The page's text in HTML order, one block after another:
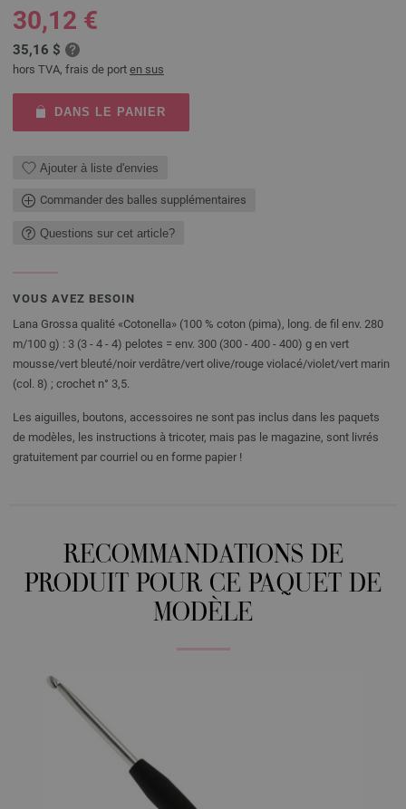
30,12 €
35,16 $
hors TVA, frais de port en sus
DANS LE PANIER
Ajouter à liste d'envies
Commander des balles supplémentaires
Questions sur cet article?
VOUS AVEZ BESOIN
Lana Grossa qualité «Cotonella» (100 % coton (pima), long. de fil env. 280
m/100 g) : 3 (3 - 4 - 4) pelotes = env. 300 (300 - 400 - 400) g en vert
mousse/vert bleuté/noir verdâtre/vert olive/rouge violacé/violet/vert marin
(col. 8) ; crochet n° 3,5.
Les aiguilles, boutons, accessoires ne sont pas inclus dans les paquets
de modèles, les instructions à tricoter, mais pas le magazine, sont livrés
gratuitement par courriel ou en forme papier !
RECOMMANDATIONS DE
PRODUIT POUR CE PAQUET DE
MODÈLE